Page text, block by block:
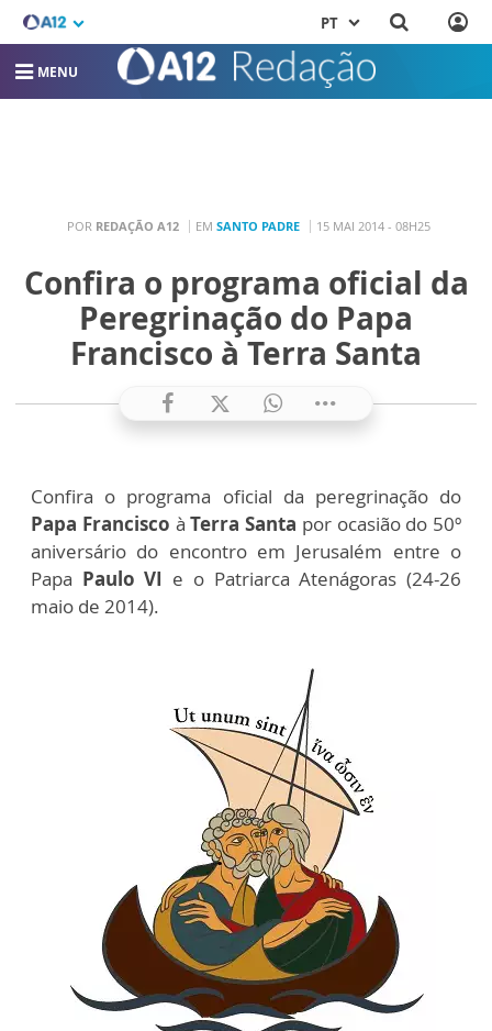
PT
MENU
POR REDAÇÃO A12 EM SANTO PADRE 15 MAI 2014 - 08H25
Confira o programa oficial da
Peregrinação do Papa
Francisco à Terra Santa
Confira o programa oficial da peregrinação do
Papa Francisco àTerra Santa por ocasião do 50º
aniversário do encontro em Jerusalém entre o
Papa Paulo VI e o Patriarca Atenágoras (24-26
maio de 2014).